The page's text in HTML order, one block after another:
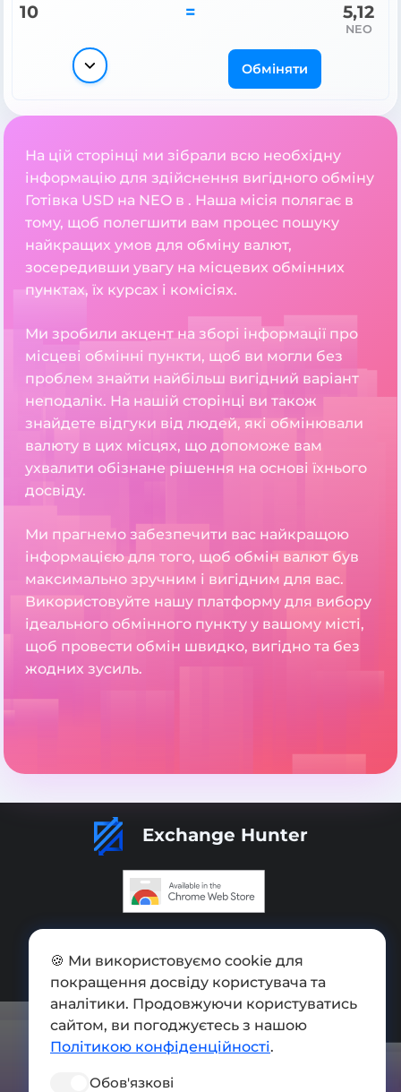
10 = 5,12
NEO
Обміняти
На цій сторінці ми зібрали всю необхідну
інформацію для здійснення вигідного обміну
Готівка USD на NEO в . Наша місія полягає в
тому, щоб полегшити вам процес пошуку
найкращих умов для обміну валют,
зосередивши увагу на місцевих обмінних
пунктах, їх курсах і комісіях.
Ми зробили акцент на зборі інформації про
місцеві обмінні пункти, щоб ви могли без
проблем знайти найбільш вигідний варіант
неподалік. На нашій сторінці ви також
знайдете відгуки від людей, які обмінювали
валюту в цих місцях, що допоможе вам
ухвалити обізнане рішення на основі їхнього
досвіду.
Ми прагнемо забезпечити вас найкращою
інформацією для того, щоб обмін валют був
максимально зручним і вигідним для вас.
Використовуйте нашу платформу для вибору
ідеального обмінного пункту у вашому місті,
щоб провести обмін швидко, вигідно та без
жодних зусиль.
Exchange Hunter
Мапа сайту
Press kit
Умови використання
🍪 Ми використовуємо cookie для
покращення досвіду користувача та
аналітики. Продовжуючи користуватись
сайтом, ви погоджуєтесь з нашою
Політикою конфіденційності.
Обов'язкові